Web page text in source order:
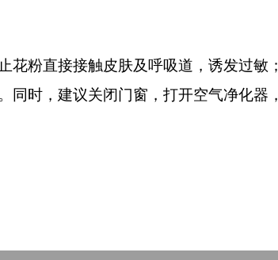
粉直接接触皮肤及呼吸道，诱发过敏；
同时，建议关闭门窗，打开空气净化器，